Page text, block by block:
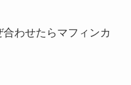
わせたらマフィンカ